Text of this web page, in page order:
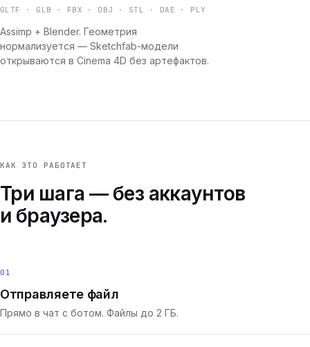
GLTF · GLB · FBX · OBJ · STL · DAE · PLY
Assimp + Blender. Геометрия
нормализуется — Sketchfab-модели
открываются в Cinema 4D без артефактов.
КАК ЭТО РАБОТАЕТ
Три шага — без аккаунтов
и браузера.
01
Отправляете файл
Прямо в чат с ботом. Файлы до 2 ГБ.